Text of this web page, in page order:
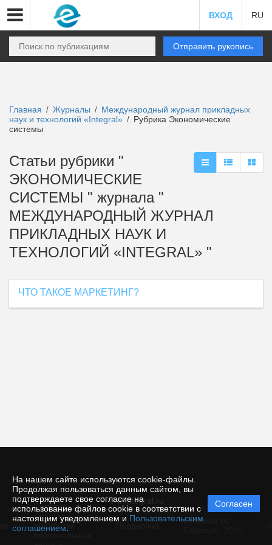
На нашем сайте используются cookie-файлы.
Продолжая пользоваться данным сайтом, вы
подтверждаете свое согласие на
использование файлов cookie в соответствии с
настоящим уведомлением и Пользовательским
соглашением
Согласен
ВХОД RU
Отправить рукопись
Главная / Журналы / Международный журнал прикладных
наук и технологий «Integral» / Рубрика Экономические
системы
Статьи рубрики "
ЭКОНОМИЧЕСКИЕ
СИСТЕМЫ " журнала "
МЕЖДУНАРОДНЫЙ ЖУРНАЛ
ПРИКЛАДНЫХ НАУК И
ТЕХНОЛОГИЙ «INTEGRAL» "
ЧТО ТАКОЕ МАРКЕТИНГ?
© e-integral.ru
Политика
защиты и
обработки
Powered by